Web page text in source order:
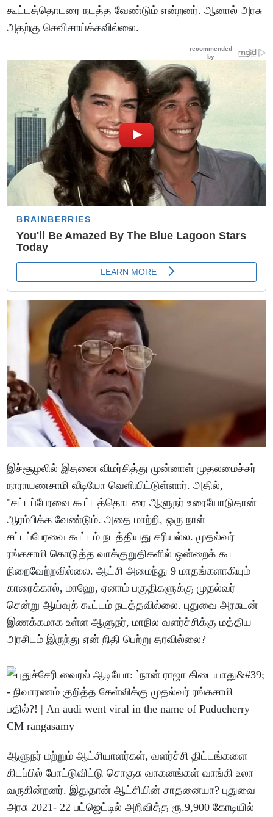
கூட்டத்தொடரை நடத்த வேண்டும் என்றனர். ஆனால் அரசு
அதற்கு செவிசாய்க்கவில்லை.
இச்சூழலில் இதனை விமர்சித்து முன்னாள் முதலமைச்சர்
நாராயணசாமி வீடியோ வெளியிட்டுள்ளார். அதில்,
"சட்டப்பேரவை கூட்டத்தொடரை ஆளுநர் உரையோடுதான்
ஆரம்பிக்க வேண்டும். அதை மாற்றி, ஒரு நாள்
சட்டப்பேரவை கூட்டம் நடத்தியது சரியல்ல. முதல்வர்
ரங்கசாமி கொடுத்த வாக்குறுதிகளில் ஒன்றைக் கூட
நிறைவேற்றவில்லை. ஆட்சி அமைந்து 9 மாதங்களாகியும்
காரைக்கால், மாஹே, ஏனாம் பகுதிகளுக்கு முதல்வர்
சென்று ஆய்வுக் கூட்டம் நடத்தவில்லை. புதுவை அரசுடன்
இணக்கமாக உள்ள ஆளுநர், மாநில வளர்ச்சிக்கு மத்திய
அரசிடம் இருந்து ஏன் நிதி பெற்று தரவில்லை?
ஆளுநர் மற்றும் ஆட்சியாளர்கள், வளர்ச்சி திட்டங்களை
கிடப்பில் போட்டுவிட்டு சொகுசு வாகனங்கள் வாங்கி உலா
வருகின்றனர். இதுதான் ஆட்சியின் சாதனையா? புதுவை
அரசு 2021- 22 பட்ஜெட்டில் அறிவித்த ரூ.9,900 கோடியில்